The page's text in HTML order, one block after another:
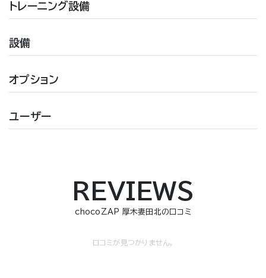
トレーニング設備
設備
オプション
ユーザー
REVIEWS
chocoZAP 厚木妻田北の口コミ
口コミが見つかりません。